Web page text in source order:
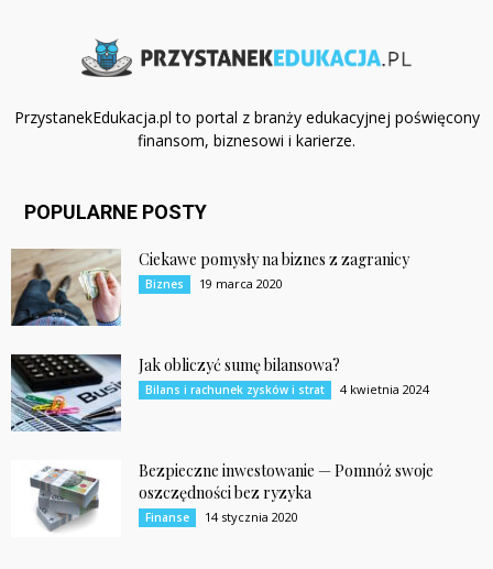
PrzystanekEdukacja.pl to portal z branży edukacyjnej poświęcony
finansom, biznesowi i karierze.
POPULARNE POSTY
Ciekawe pomysły na biznes z zagranicy
Biznes 19 marca 2020
Jak obliczyć sumę bilansowa?
Bilans i rachunek zysków i strat 4 kwietnia 2024
Bezpieczne inwestowanie — Pomnóż swoje
oszczędności bez ryzyka
Finanse 14 stycznia 2020